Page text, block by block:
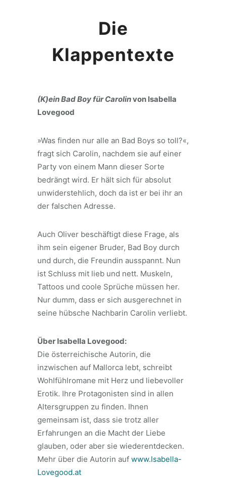
Die
Klappentexte
(K)ein Bad Boy für Carolinvon Isabella
Lovegood
»Was finden nur alle an Bad Boys so toll?«,
fragt sich Carolin, nachdem sie auf einer
Party von einem Mann dieser Sorte
bedrängt wird. Er hält sich für absolut
unwiderstehlich, doch da ist er bei ihr an
der falschen Adresse.
Auch Oliver beschäftigt diese Frage, als
ihm sein eigener Bruder, Bad Boy durch
und durch, die Freundin ausspannt. Nun
ist Schluss mit lieb und nett. Muskeln,
Tattoos und coole Sprüche müssen her.
Nur dumm, dass er sich ausgerechnet in
seine hübsche Nachbarin Carolin verliebt.
Über Isabella Lovegood:
Die österreichische Autorin, die
inzwischen auf Mallorca lebt, schreibt
Wohlfühlromane mit Herz und liebevoller
Erotik. Ihre Protagonisten sind in allen
Altersgruppen zu finden. Ihnen
gemeinsam ist, dass sie trotz aller
Erfahrungen an die Macht der Liebe
glauben, oder aber sie wiederentdecken.
Mehr über die Autorin auf www.Isabella-
Lovegood.at